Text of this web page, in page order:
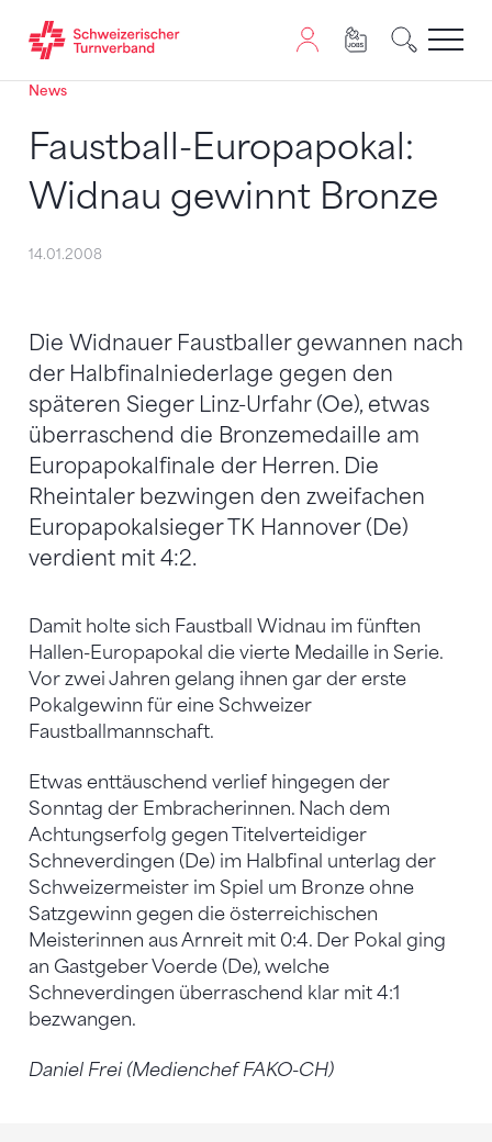
Zum Inhalt springen
Zur Sitemap navigieren
Zum Navigieren dieser Seite wird JavaScript benötigt.
News
Faustball-Europapokal:
Widnau gewinnt Bronze
14.01.2008
Die Widnauer Faustballer gewannen nach
der Halbfinalniederlage gegen den
späteren Sieger Linz-Urfahr (Oe), etwas
überraschend die Bronzemedaille am
Europapokalfinale der Herren. Die
Rheintaler bezwingen den zweifachen
Europapokalsieger TK Hannover (De)
verdient mit 4:2.
Damit holte sich Faustball Widnau im fünften
Hallen-Europapokal die vierte Medaille in Serie.
Vor zwei Jahren gelang ihnen gar der erste
Pokalgewinn für eine Schweizer
Faustballmannschaft.
Etwas enttäuschend verlief hingegen der
Sonntag der Embracherinnen. Nach dem
Achtungserfolg gegen Titelverteidiger
Schneverdingen (De) im Halbfinal unterlag der
Schweizermeister im Spiel um Bronze ohne
Satzgewinn gegen die österreichischen
Meisterinnen aus Arnreit mit 0:4. Der Pokal ging
an Gastgeber Voerde (De), welche
Schneverdingen überraschend klar mit 4:1
bezwangen.
Daniel Frei (Medienchef FAKO-CH)